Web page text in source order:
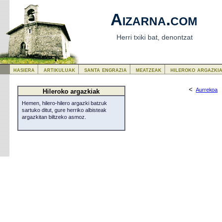
Aizarna.com
Herri txiki bat, denontzat
<Aurrekoa
Hileroko argazkiak
Hemen, hilero-hilero argazki batzuk
sartuko ditut, gure herriko albisteak
argazkitan biltzeko asmoz.
hasiera artikuluak santa engrazia meatzeak hileroko